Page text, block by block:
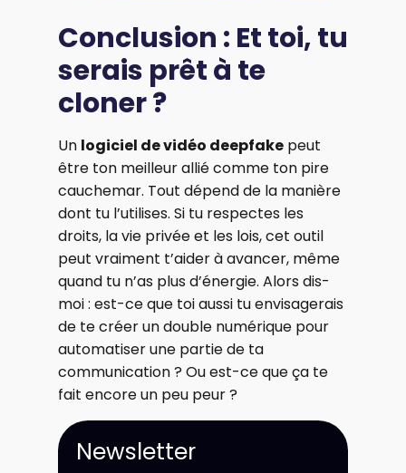
Conclusion : Et toi, tu
serais prêt à te
cloner ?
Un logiciel de vidéo deepfake peut
être ton meilleur allié comme ton pire
cauchemar. Tout dépend de la manière
dont tu l’utilises. Si tu respectes les
droits, la vie privée et les lois, cet outil
peut vraiment t’aider à avancer, même
quand tu n’as plus d’énergie. Alors dis-
moi : est-ce que toi aussi tu envisagerais
de te créer un double numérique pour
automatiser une partie de ta
communication ? Ou est-ce que ça te
fait encore un peu peur ?
Newsletter